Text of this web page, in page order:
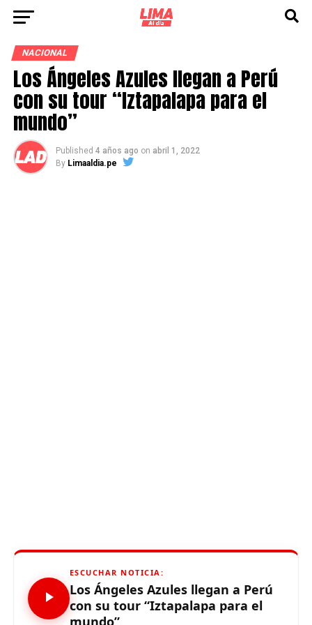
NACIONAL
Los Ángeles Azules llegan a Perú
con su tour “Iztapalapa para el
mundo”
Published 4 años ago on abril 1, 2022
By Limaaldia.pe
ESCUCHAR NOTICIA:
Los Ángeles Azules llegan a Perú
con su tour “Iztapalapa para el
mundo”